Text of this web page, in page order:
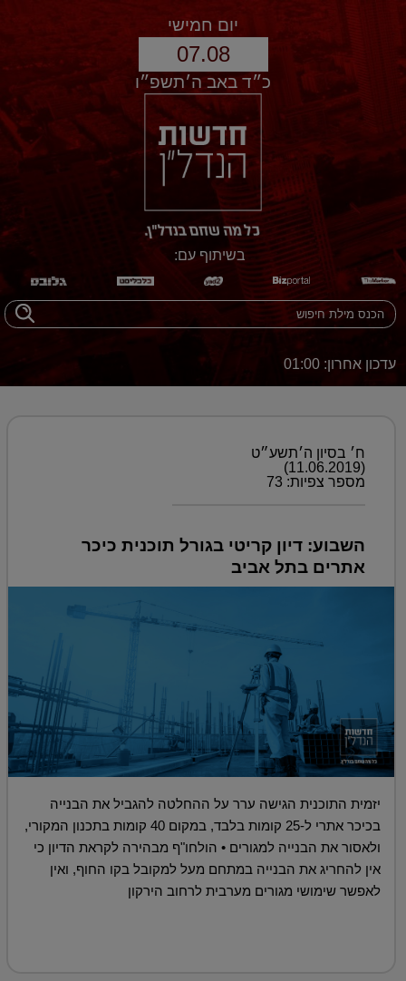
יום חמישי
07.08
כ״ד באב ה׳תשפ״ו
בשיתוף עם:
עדכון אחרון: 01:00
ח׳ בסיון ה׳תשע״ט
(11.06.2019)
מספר צפיות: 73
השבוע: דיון קריטי בגורל תוכנית כיכר
אתרים בתל אביב
יזמית התוכנית הגישה ערר על ההחלטה להגביל את הבנייה
בכיכר אתרי ל-25 קומות בלבד, במקום 40 קומות בתכנון המקורי,
ולאסור את הבנייה למגורים • הולחו"ף מבהירה לקראת הדיון כי
אין להחריג את הבנייה במתחם מעל למקובל בקו החוף, ואין
לאפשר שימושי מגורים מערבית לרחוב הירקון